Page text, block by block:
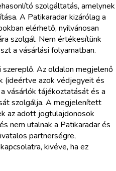
szolgáltatás, amelynek
A Patikaradar kizárólag a
elérhető, nyilvánosan
szolgál. Nem értékesítünk
a vásárlási folyamatban.
Az oldalon megjelenő
(ideértve azok védjegyeit és
vásárlók tájékoztatását és a
szolgálja. A megjelenített
az adott jogtulajdonosok
nem utalnak a Patikaradar és
partnerségre,
kivéve, ha ez